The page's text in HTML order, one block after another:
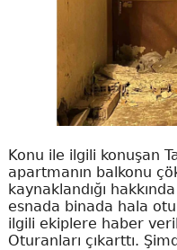
Konu ile ilgili konuşan
apartmanın balkonu
kaynaklandığı
esnada binada hala
ilgili ekiplere haber
Oturanları çıkarttı.